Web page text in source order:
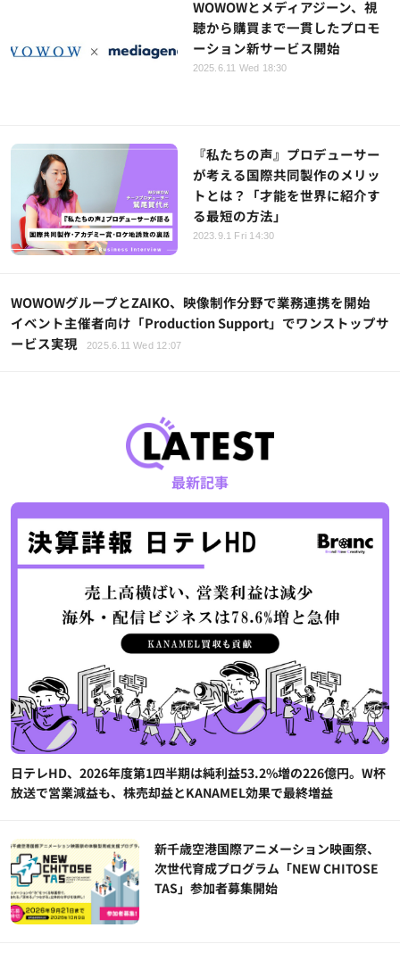
WOWOWとメディアジーン、視
聴から購買まで一貫したプロモ
ーション新サービス開始
2025.6.11 Wed 18:30
『私たちの声』プロデューサー
が考える国際共同製作のメリッ
トとは？「才能を世界に紹介す
る最短の方法」
2023.9.1 Fri 14:30
WOWOWグループとZAIKO、映像制作分野で業務連携を開始
イベント主催者向け「Production Support」でワンストップサ
ービス実現
2025.6.11 Wed 12:07
最新記事
日テレHD、2026年度第1四半期は純利益53.2%増の226億円。W杯
放送で営業減益も、株売却益とKANAMEL効果で最終増益
新千歳空港国際アニメーション映画祭、
次世代育成プログラム「NEW CHITOSE
TAS」参加者募集開始